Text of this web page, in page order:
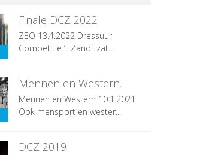
Finale DCZ 2022
ZEO 13.4.2022 Dressuur
Competitie ’t Zandt zat...
Mennen en Western.
Mennen en Western 10.1.2021
Ook mensport en wester...
DCZ 2019